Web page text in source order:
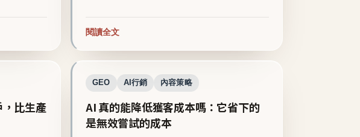
閱讀全文
比生產
GEO AI行銷 內容策略
AI 真的能降低獲客成本嗎：它省下的
是無效嘗試的成本